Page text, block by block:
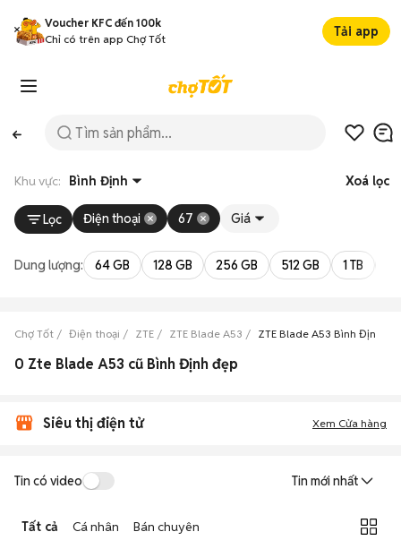
Voucher KFC đến 100k
Chỉ có trên app Chợ Tốt
Tải app
Khu vực: Bình Định Xoá lọc
Lọc Điện thoại 67 Giá
Dung lượng: 64 GB 128 GB 256 GB 512 GB 1 TB
Chợ Tốt Điện thoại ZTE ZTE Blade A53 ZTE Blade A53 Bình Định
0 Zte Blade A53 cũ Bình Định đẹp
Siêu thị điện tử Xem Cửa hàng
Tin có video Tin mới nhất
Tất cả Cá nhân Bán chuyên